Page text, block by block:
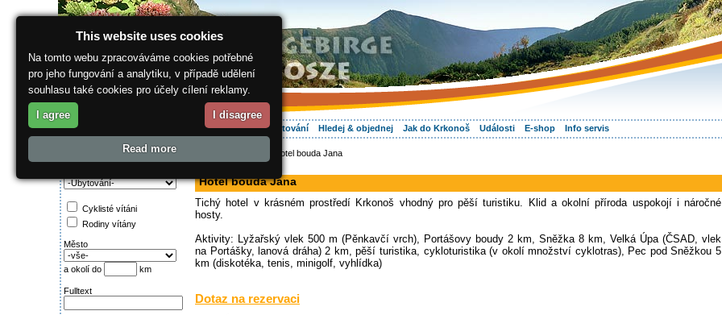
O regionu Vaše dovolená Ubytování Hledej & objednej Jak do Krkonoš Události E-shop Info servis
Najděte si:
Cyklisté vítáni
Rodiny vítány
Město
a okolí do km
Fulltext
> Hotel bouda Jana
Hotel bouda Jana
Tichý hotel v krásném prostředí Krkonoš vhodný pro pěší turistiku. Klid a okolní příroda uspokojí i náročné
hosty.
Aktivity: Lyžařský vlek 500 m (Pěnkavčí vrch), Portášovy boudy 2 km, Sněžka 8 km, Velká Úpa (ČSAD, vlek
na Portášky, lanová dráha) 2 km, pěší turistika, cykloturistika (v okolí množství cyklotras), Pec pod Sněžkou 5
km (diskotéka, tenis, minigolf, vyhlídka)
Dotaz na rezervaci
This website uses cookies
Na tomto webu zpracováváme cookies potřebné
pro jeho fungování a analytiku, v případě udělení
souhlasu také cookies pro účely cílení reklamy.
I agree I disagree
Read more